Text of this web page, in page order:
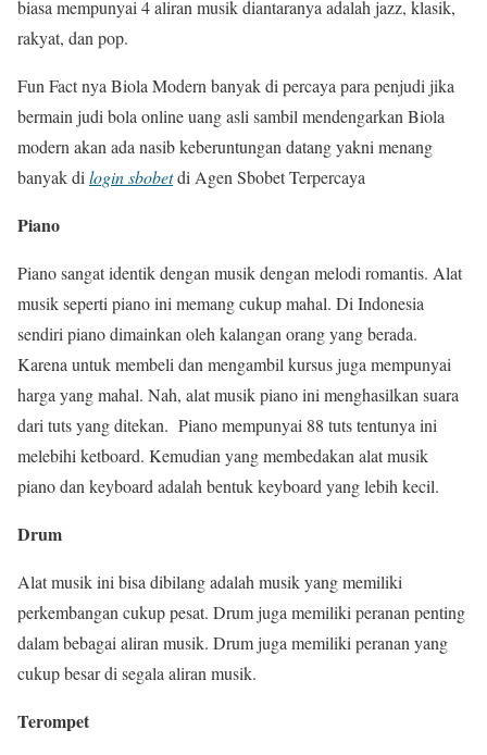
biasa mempunyai 4 aliran musik diantaranya adalah jazz, klasik,
rakyat, dan pop.
Fun Fact nya Biola Modern banyak di percaya para penjudi jika
bermain judi bola online uang asli sambil mendengarkan Biola
modern akan ada nasib keberuntungan datang yakni menang
banyak di login sbobetdi Agen Sbobet Terpercaya
Piano
Piano sangat identik dengan musik dengan melodi romantis. Alat
musik seperti piano ini memang cukup mahal. Di Indonesia
sendiri piano dimainkan oleh kalangan orang yang berada.
Karena untuk membeli dan mengambil kursus juga mempunyai
harga yang mahal. Nah, alat musik piano ini menghasilkan suara
dari tuts yang ditekan. Piano mempunyai 88 tuts tentunya ini
melebihi ketboard. Kemudian yang membedakan alat musik
piano dan keyboard adalah bentuk keyboard yang lebih kecil.
Drum
Alat musik ini bisa dibilang adalah musik yang memiliki
perkembangan cukup pesat. Drum juga memiliki peranan penting
dalam bebagai aliran musik. Drum juga memiliki peranan yang
cukup besar di segala aliran musik.
Terompet